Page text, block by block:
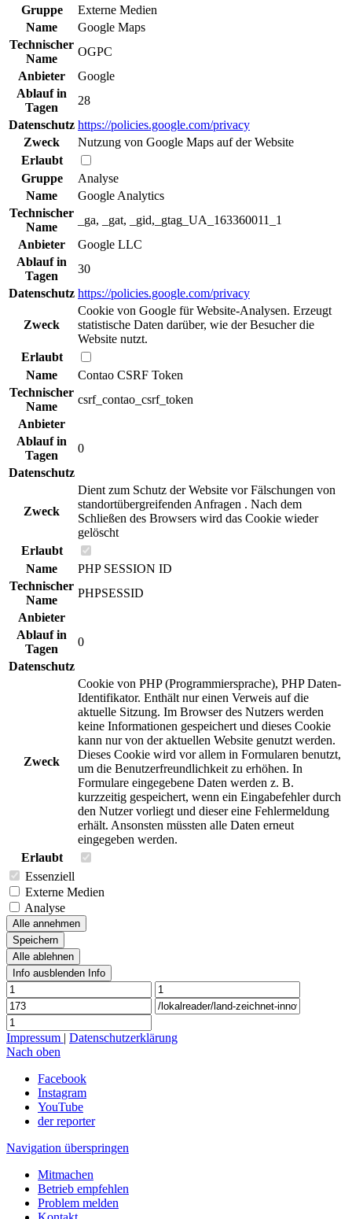
Gruppe
Externe Medien
Name
Google Maps
Technischer
Name
OGPC
Anbieter
Google
Ablauf in
Tagen
28
Datenschutz https://policies.google.com/privacy
Zweck
Nutzung von Google Maps auf der Website
Erlaubt
Gruppe
Analyse
Name
Google Analytics
Technischer
Name
_ga, _gat, _gid,_gtag_UA_163360011_1
Anbieter
Google LLC
Ablauf in
Tagen
30
Datenschutz https://policies.google.com/privacy
Zweck
Cookie von Google für Website-Analysen. Erzeugt
statistische Daten darüber, wie der Besucher die
Website nutzt.
Erlaubt
Name
Contao CSRF Token
Technischer
Name
csrf_contao_csrf_token
Anbieter
Ablauf in
Tagen
0
Datenschutz
Zweck
Dient zum Schutz der Website vor Fälschungen von
standortübergreifenden Anfragen . Nach dem
Schließen des Browsers wird das Cookie wieder
gelöscht
Erlaubt
Name
PHP SESSION ID
Technischer
Name
PHPSESSID
Anbieter
Ablauf in
Tagen
0
Datenschutz
Zweck
Cookie von PHP (Programmiersprache), PHP Daten-
Identifikator. Enthält nur einen Verweis auf die
aktuelle Sitzung. Im Browser des Nutzers werden
keine Informationen gespeichert und dieses Cookie
kann nur von der aktuellen Website genutzt werden.
Dieses Cookie wird vor allem in Formularen benutzt,
um die Benutzerfreundlichkeit zu erhöhen. In
Formulare eingegebene Daten werden z. B.
kurzzeitig gespeichert, wenn ein Eingabefehler durch
den Nutzer vorliegt und dieser eine Fehlermeldung
erhält. Ansonsten müssten alle Daten erneut
eingegeben werden.
Erlaubt
Essenziell
Externe Medien
Analyse
Alle annehmen
Speichern
Alle ablehnen
Info ausblenden Info
Impressum | Datenschutzerklärung
Nach oben
Facebook
Instagram
YouTube
der reporter
Navigation überspringen
Mitmachen
Betrieb empfehlen
Problem melden